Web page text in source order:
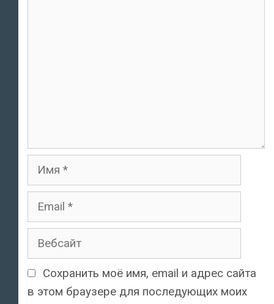
Вебсайт
Сохранить моё имя, email и адрес сайта
в этом браузере для последующих моих